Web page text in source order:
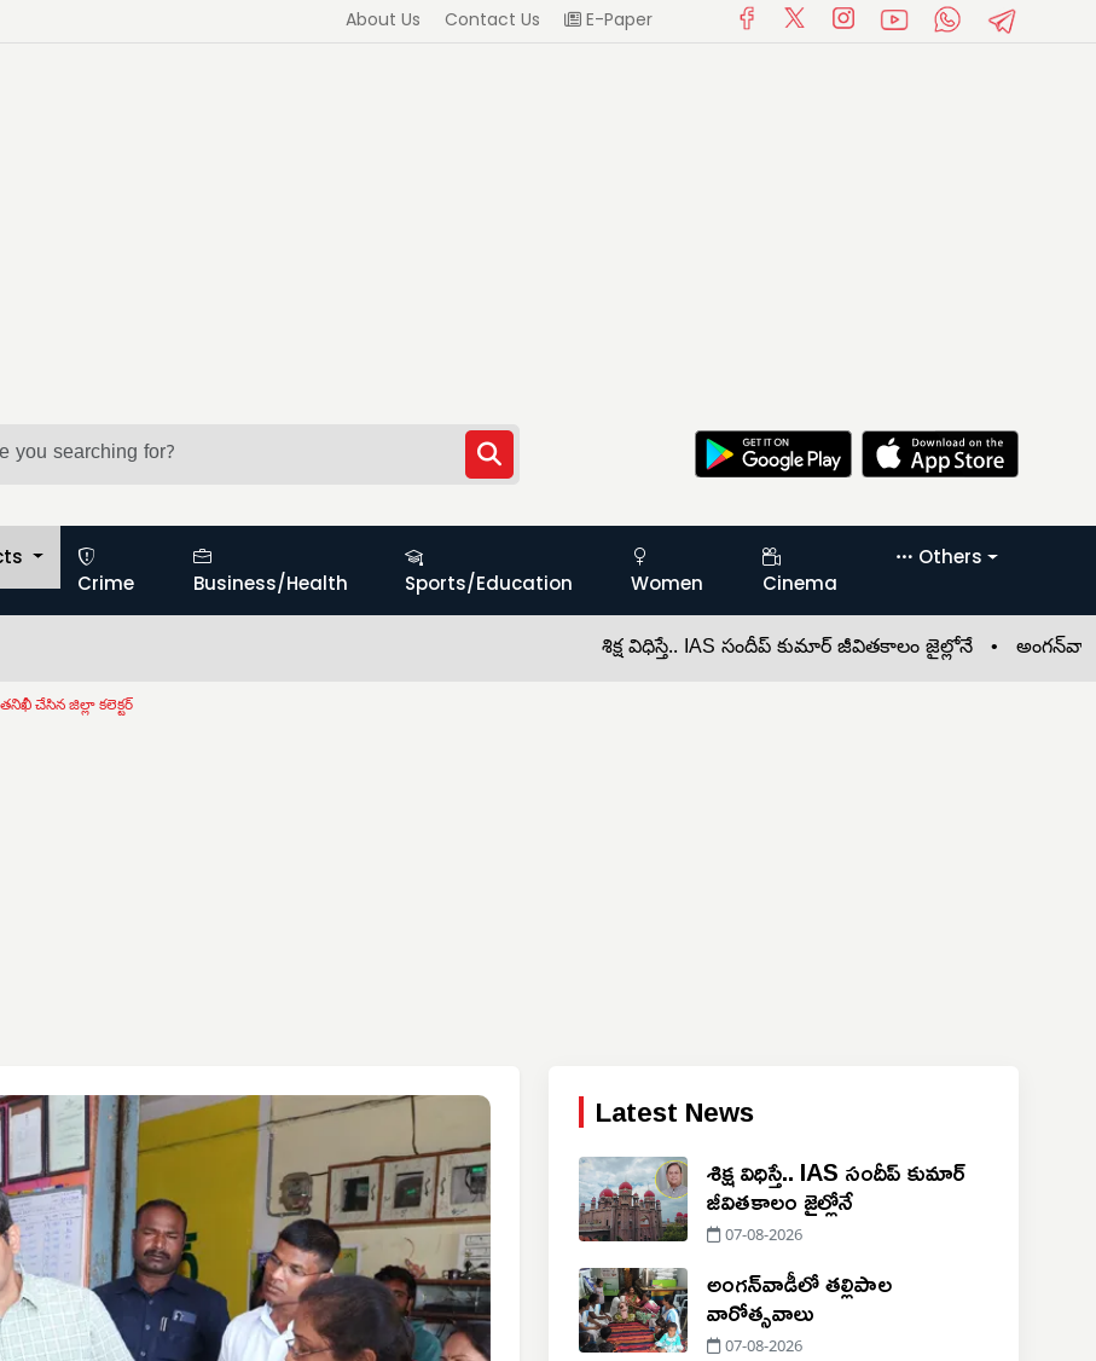
About Us Contact Us E-Paper
Crime
Business/Health Sports/Education Women Cinema
Others
శిక్ష విధిస్తే.. IAS సందీప్‌ కుమార్‌ జీవితకాలం జైల్లోనే •అంగన్‌వాడీలో
చేసిన జిల్లా కలెక్టర్
Latest News
శిక్ష విధిస్తే.. IAS సందీప్‌ కుమార్‌
జీవితకాలం జైల్లోనే
07-08-2026
అంగన్‌వాడీలో తల్లిపాల
వారోత్సవాలు
07-08-2026